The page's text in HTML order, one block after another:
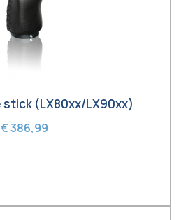
stick (LX80xx/LX90xx)
€ 386,99